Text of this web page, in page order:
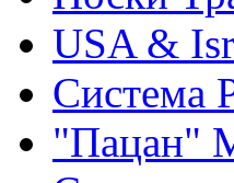
USA &
Система
"Пацан"